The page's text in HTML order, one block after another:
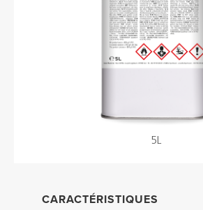
5L
CARACTÉRISTIQUES